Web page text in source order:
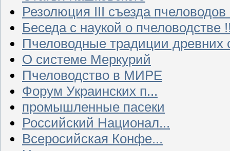
Резолюция III съезда
Беседа с наукой о пчеловодстве
Пчеловодные традиции древних
О системе Меркурий
Пчеловодство в МИРЕ
Форум Украинских п...
промышленные пасеки
Российский Национал...
Всеросийская Конфе...